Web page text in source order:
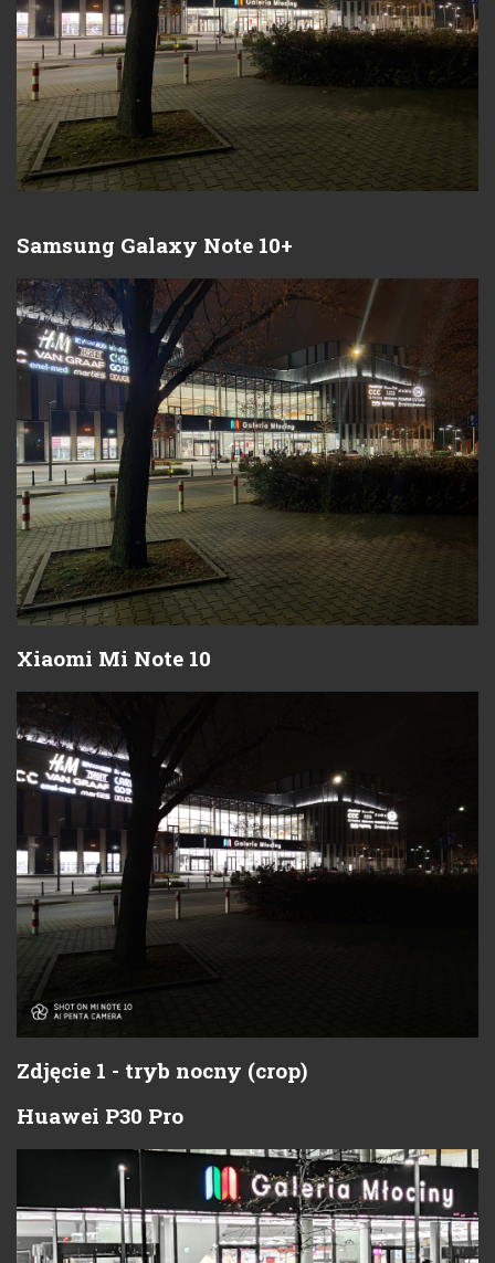
Samsung Galaxy Note 10+
Xiaomi Mi Note 10
Zdjęcie 1 - tryb nocny (crop)
Huawei P30 Pro